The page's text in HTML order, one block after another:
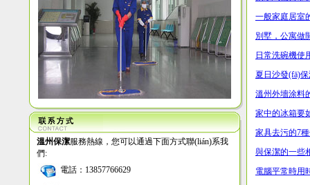
溫州保潔服務熱線，您可以通過下面方式聯(lián)系我
們:
電話：13857766629
一般家庭居室
別墅，公寓
日常洗碗機使
夏日沙發(fā)
溫州外墻涂料
家中的冰箱要
家具去污的7
與保潔的一些
電腦平常時用